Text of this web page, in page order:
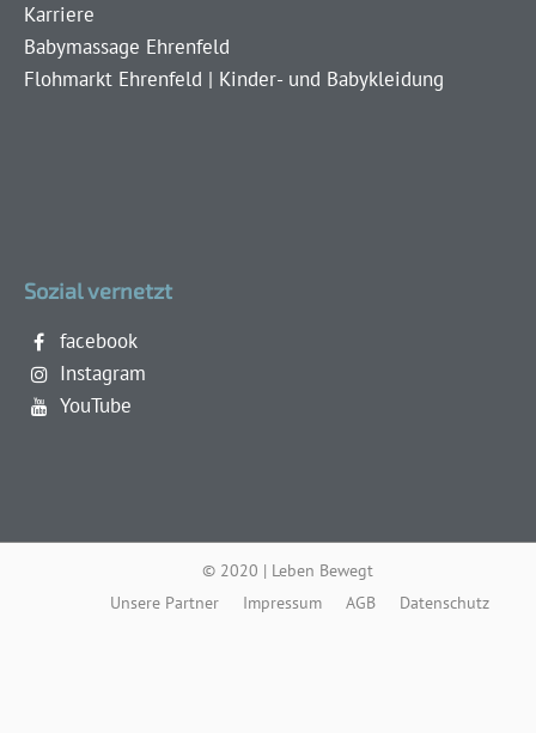
Karriere
Babymassage Ehrenfeld
Flohmarkt Ehrenfeld | Kinder- und Babykleidung
Sozial vernetzt
facebook
Instagram
YouTube
© 2020 | Leben Bewegt
Unsere Partner
Impressum AGB Datenschutz